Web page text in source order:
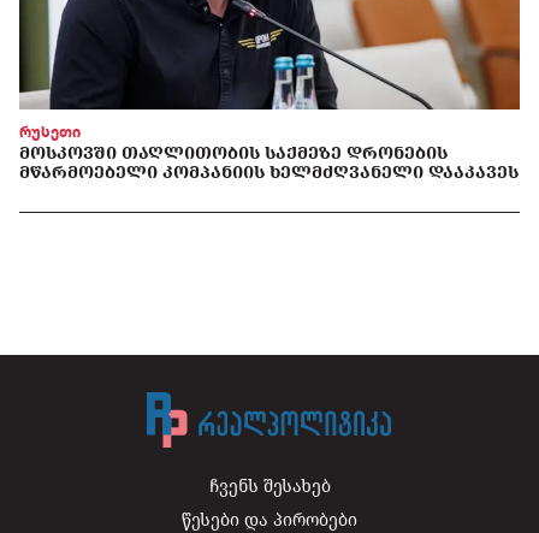
რუსეთი
ᲛᲝᲡᲙᲝᲕᲨᲘ ᲗᲐᲦᲚᲘᲗᲝᲑᲘᲡ ᲡᲐᲥᲛᲔᲖᲔ ᲓᲠᲝᲜᲔᲑᲘᲡ
ᲛᲬᲐᲠᲛᲝᲔᲑᲔᲚᲘ ᲙᲝᲛᲞᲐᲜᲘᲘᲡ ᲮᲔᲚᲛᲫᲦᲕᲐᲜᲔᲚᲘ ᲓᲐᲐᲙᲐᲕᲔᲡ
ჩვენს შესახებ
წესები და პირობები